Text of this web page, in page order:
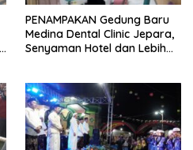
PENAMPAKAN Gedung Baru
Medina Dental Clinic Jepara,
Senyaman Hotel dan Lebih